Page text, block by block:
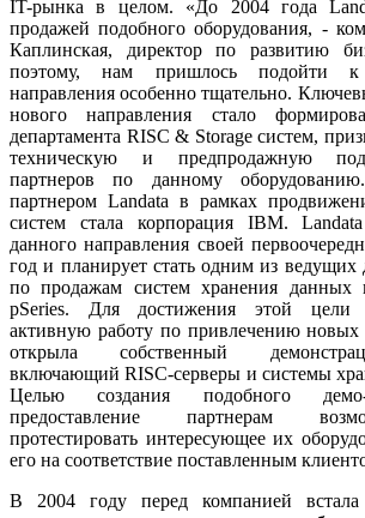
IT-рынка в целом. «До 2004 года
продажей подобного оборудования, -
Каплинская, директор по развитию
поэтому, нам пришлось подойти к
направления особенно тщательно.
нового направления стало
департамента RISC & Storage систем,
техническую и предпродажную
партнеров по данному
партнером Landata в рамках
систем стала корпорация IBM.
данного направления своей
год и планирует стать одним из ведущих
по продажам систем хранения данных
pSeries. Для достижения этой цели
активную работу по привлечению новых
открыла собственный
включающий RISC-серверы и системы
Целью создания подобного демо-
предоставление партнерам
протестировать интересующее их
его на соответствие поставленным
В 2004 году перед компанией встала